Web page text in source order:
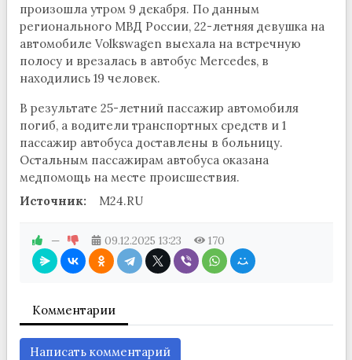
произошла утром 9 декабря. По данным
регионального МВД России, 22-летняя девушка на
автомобиле Volkswagen выехала на встречную
полосу и врезалась в автобус Mercedes, в
находились 19 человек.
В результате 25-летний пассажир автомобиля
погиб, а водители транспортных средств и 1
пассажир автобуса доставлены в больницу.
Остальным пассажирам автобуса оказана
медпомощь на месте происшествия.
Источник:
M24.RU
— 09.12.2025 13:23 170
Комментарии
Написать комментарий